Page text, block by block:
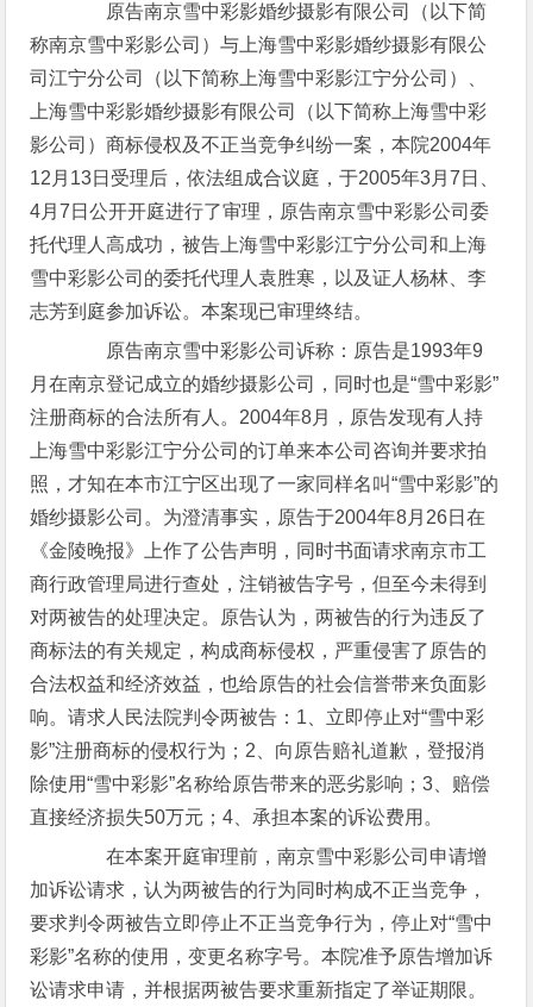
原告南京雪中彩影婚纱摄影有限公司（以下简
称南京雪中彩影公司）与上海雪中彩影婚纱摄影有限公
司江宁分公司（以下简称上海雪中彩影江宁分公司）、
上海雪中彩影婚纱摄影有限公司（以下简称上海雪中彩
影公司）商标侵权及不正当竞争纠纷一案，本院2004年
12月13日受理后，依法组成合议庭，于2005年3月7日、
4月7日公开开庭进行了审理，原告南京雪中彩影公司委
托代理人高成功，被告上海雪中彩影江宁分公司和上海
雪中彩影公司的委托代理人袁胜寒，以及证人杨林、李
志芳到庭参加诉讼。本案现已审理终结。
原告南京雪中彩影公司诉称：原告是1993年9
月在南京登记成立的婚纱摄影公司，同时也是“雪中彩影”
注册商标的合法所有人。2004年8月，原告发现有人持
上海雪中彩影江宁分公司的订单来本公司咨询并要求拍
照，才知在本市江宁区出现了一家同样名叫“雪中彩影”的
婚纱摄影公司。为澄清事实，原告于2004年8月26日在
《金陵晚报》上作了公告声明，同时书面请求南京市工
商行政管理局进行查处，注销被告字号，但至今未得到
对两被告的处理决定。原告认为，两被告的行为违反了
商标法的有关规定，构成商标侵权，严重侵害了原告的
合法权益和经济效益，也给原告的社会信誉带来负面影
响。请求人民法院判令两被告：1、立即停止对“雪中彩
影”注册商标的侵权行为；2、向原告赔礼道歉，登报消
除使用“雪中彩影”名称给原告带来的恶劣影响；3、赔偿
直接经济损失50万元；4、承担本案的诉讼费用。
在本案开庭审理前，南京雪中彩影公司申请增
加诉讼请求，认为两被告的行为同时构成不正当竞争，
要求判令两被告立即停止不正当竞争行为，停止对“雪中
彩影”名称的使用，变更名称字号。本院准予原告增加诉
讼请求申请，并根据两被告要求重新指定了举证期限。